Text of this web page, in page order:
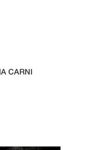
CARNI